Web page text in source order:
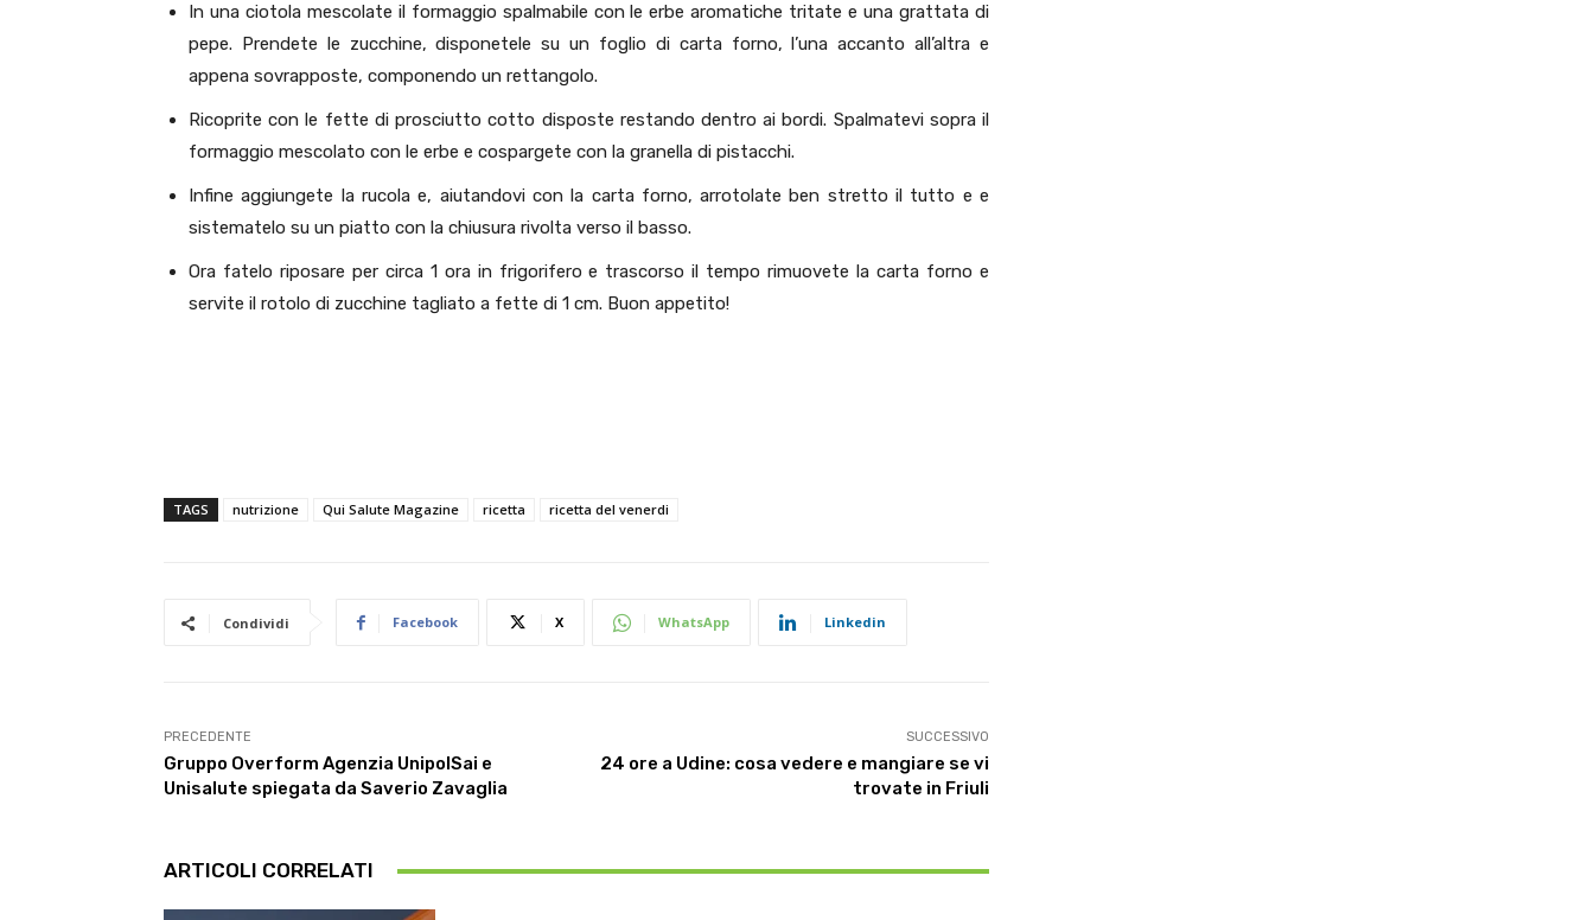
In una ciotola mescolate il formaggio spalmabile con le erbe aromatiche tritate e una grattata di
pepe. Prendete le zucchine, disponetele su un foglio di carta forno, l’una accanto all’altra e
appena sovrapposte, componendo un rettangolo.
Ricoprite con le fette di prosciutto cotto disposte restando dentro ai bordi. Spalmatevi sopra il
formaggio mescolato con le erbe e cospargete con la granella di pistacchi.
Infine aggiungete la rucola e, aiutandovi con la carta forno, arrotolate ben stretto il tutto e e
sistematelo su un piatto con la chiusura rivolta verso il basso.
Ora fatelo riposare per circa 1 ora in frigorifero e trascorso il tempo rimuovete la carta forno e
servite il rotolo di zucchine tagliato a fette di 1 cm. Buon appetito!
TAGS nutrizione Qui Salute Magazine ricetta ricetta del venerdi
Condividi Facebook X WhatsApp Linkedin
PRECEDENTE
Gruppo Overform Agenzia UnipolSai e
Unisalute spiegata da Saverio Zavaglia
SUCCESSIVO
24 ore a Udine: cosa vedere e mangiare se vi
trovate in Friuli
ARTICOLI CORRELATI